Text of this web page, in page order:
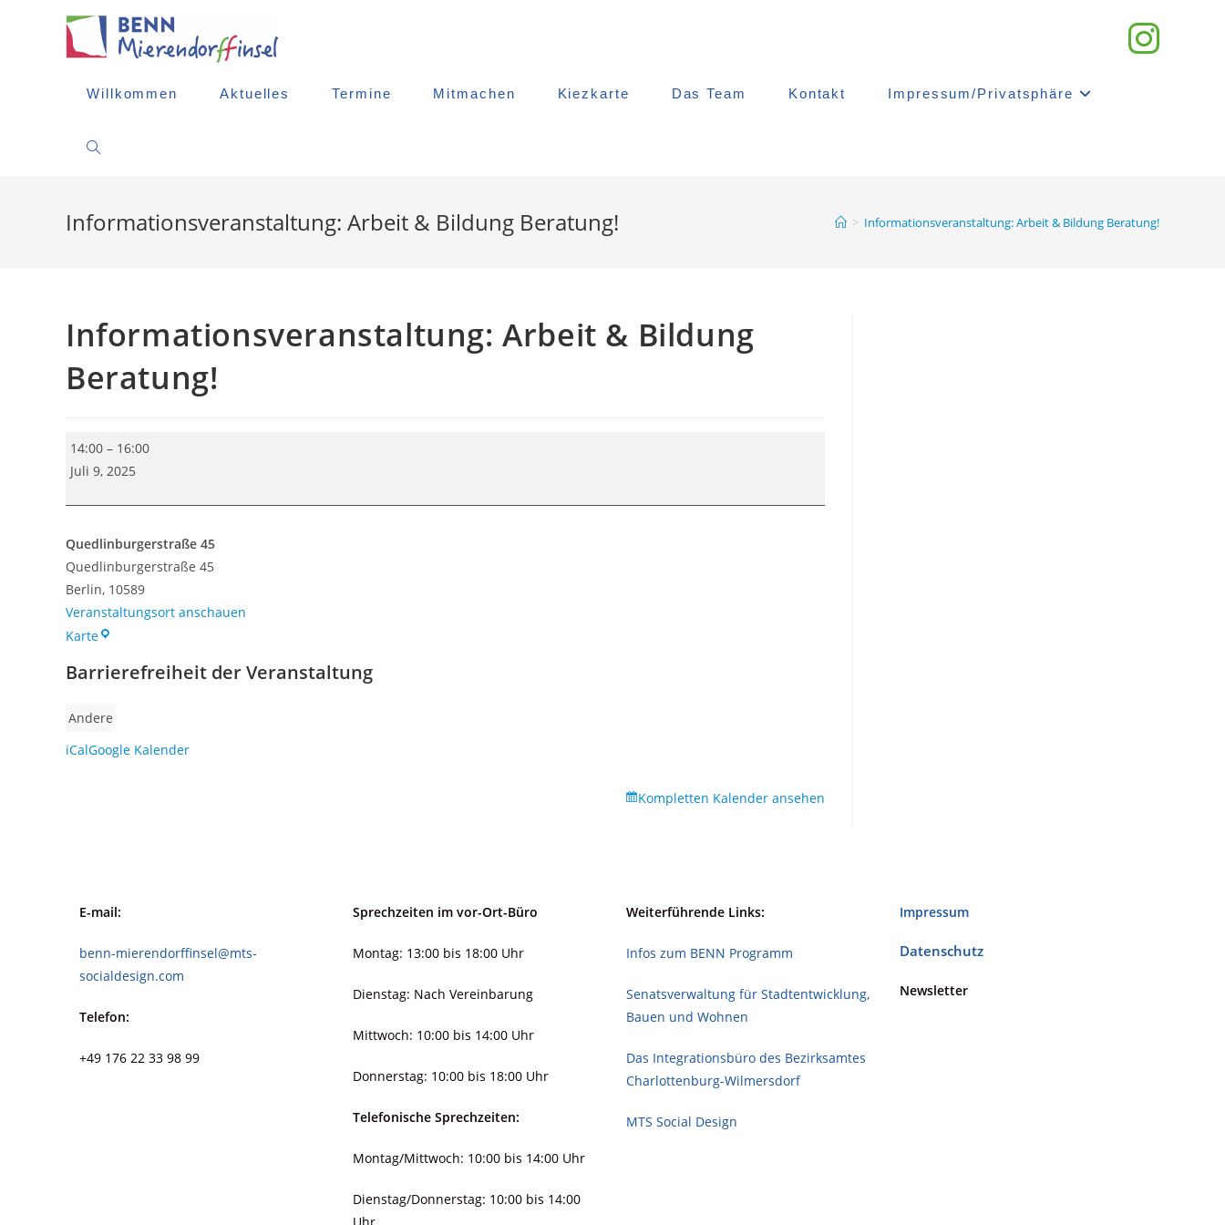
Willkommen Aktuelles Termine Mitmachen Kiezkarte Das Team Kontakt Impressum/Privatsphäre
Website-
Informationsveranstaltung: Arbeit & Bildung Beratung! > Informationsveranstaltung: Arbeit & Bildung Beratung!
Informationsveranstaltung: Arbeit & Bildung
Beratung!
Informationsveranstaltung:
Arbeit
Bildung
14:00 – 16:00
Juli 9, 2025
Quedlinburgerstraße 45
Quedlinburgerstraße 45
Berlin, 10589
Veranstaltungsort anschauen
KarteQuedlinburgerstraße
Barrierefreiheit der Veranstaltung
Andere
iCalGoogle Kalender
Kompletten Kalender ansehen
E-mail:
benn-mierendorffinsel@mts-
socialdesign.com
Telefon:
+49 176 22 33 98 99
Sprechzeiten im vor-Ort-Büro
Montag: 13:00 bis 18:00 Uhr
Dienstag: Nach Vereinbarung
Mittwoch: 10:00 bis 14:00 Uhr
Donnerstag: 10:00 bis 18:00 Uhr
Telefonische Sprechzeiten:
Montag/Mittwoch: 10:00 bis 14:00 Uhr
Dienstag/Donnerstag: 10:00 bis 14:00
Weiterführende Links:
Infos zum BENN Programm
Senatsverwaltung für Stadt­ent­wicklung,
Bauen und Wohnen
Das Integrationsbüro des Bezirksamtes
Charlottenburg-Wilmersdorf
MTS Social Design
Impressum
Datenschutz
Newsletter